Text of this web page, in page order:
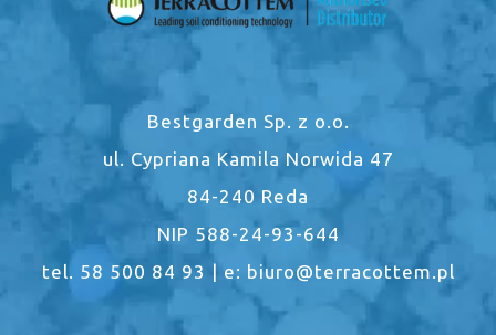
Bestgarden Sp. z o.o.
ul. Cypriana Kamila Norwida 47
84-240 Reda
NIP 588-24-93-644
tel. 58 500 84 93 | e: biuro@terracottem.pl